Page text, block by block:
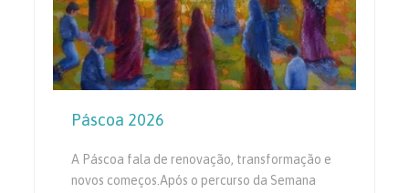
Páscoa 2026
A Páscoa fala de renovação, transformação e
novos começos.Após o percurso da Semana